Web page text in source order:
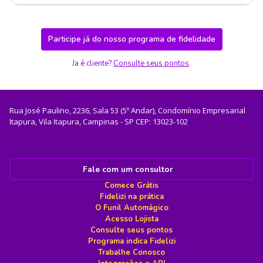
Participe já do nosso programa de fidelidade
Ja é cliente?Consulte seus pontos.
Rua José Paulino, 2236, Sala 53 (5º Andar), Condomínio Empresarial
Itapura, Vila Itapura, Campinas - SP CEP: 13023-102
Fale com um consultor
Comece Grátis
Fidelizi na prática
O Funil Automágico
Acesso Lojista
Consulte seus pontos
Programa indica Fidelizi
Trabalhe Conosco